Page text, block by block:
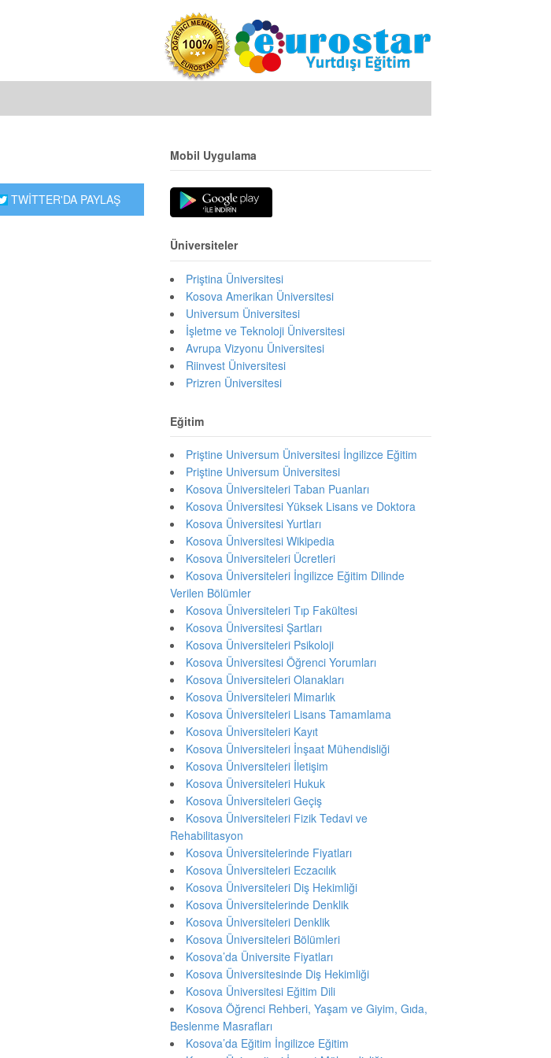
TWİTTER'DA PAYLAŞ
Mobil Uygulama
Üniversiteler
Priştina Üniversitesi
Kosova Amerikan Üniversitesi
Universum Üniversitesi
İşletme ve Teknoloji Üniversitesi
Avrupa Vizyonu Üniversitesi
Riinvest Üniversitesi
Prizren Üniversitesi
Eğitim
Priştine Universum Üniversitesi İngilizce Eğitim
Priştine Universum Üniversitesi
Kosova Üniversiteleri Taban Puanları
Kosova Üniversitesi Yüksek Lisans ve Doktora
Kosova Üniversitesi Yurtları
Kosova Üniversitesi Wikipedia
Kosova Üniversiteleri Ücretleri
Kosova Üniversiteleri İngilizce Eğitim Dilinde
Verilen Bölümler
Kosova Üniversiteleri Tıp Fakültesi
Kosova Üniversitesi Şartları
Kosova Üniversiteleri Psikoloji
Kosova Üniversitesi Öğrenci Yorumları
Kosova Üniversiteleri Olanakları
Kosova Üniversiteleri Mimarlık
Kosova Üniversiteleri Lisans Tamamlama
Kosova Üniversiteleri Kayıt
Kosova Üniversiteleri İnşaat Mühendisliği
Kosova Üniversiteleri İletişim
Kosova Üniversiteleri Hukuk
Kosova Üniversiteleri Geçiş
Kosova Üniversiteleri Fizik Tedavi ve
Rehabilitasyon
Kosova Üniversitelerinde Fiyatları
Kosova Üniversiteleri Eczacılık
Kosova Üniversiteleri Diş Hekimliği
Kosova Üniversitelerinde Denklik
Kosova Üniversiteleri Denklik
Kosova Üniversiteleri Bölümleri
Kosova’da Üniversite Fiyatları
Kosova Üniversitesinde Diş Hekimliği
Kosova Üniversitesi Eğitim Dili
Kosova Öğrenci Rehberi, Yaşam ve Giyim, Gıda,
Beslenme Masrafları
Kosova’da Eğitim İngilizce Eğitim